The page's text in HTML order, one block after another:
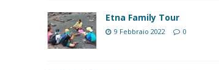
Etna Family Tour
9 Febbraio 2022 0